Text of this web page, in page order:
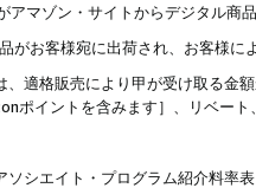
アマゾン・サイトからデジタル
がお客様宛に出荷され、お客様
、適格販売により甲が受け取る金
ポイントを含みます］、リベー
シエイト・プログラム紹介料率